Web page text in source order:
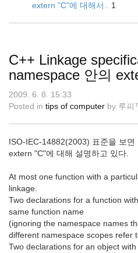
extern "C"에 대해서..
1
C++ Linkage
namespace 안의
2009. 6. 8. 15:33
Posted in tips of computer by 루
ISO-IEC-14882(2003) 표준을 보
extern "C"에 대해 설명하고 있다.
At most one function with a
linkage.
Two declarations for a function
same function name
(ignoring the namespace names
different namespace scopes refer
Two declarations for an object